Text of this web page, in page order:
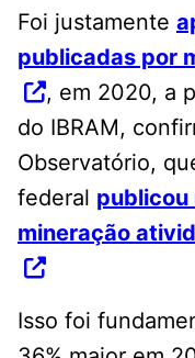
Foi justamente
publicadas por
, em 2020, a
do IBRAM,
Observatório,
federal publicou
mineração
Isso foi